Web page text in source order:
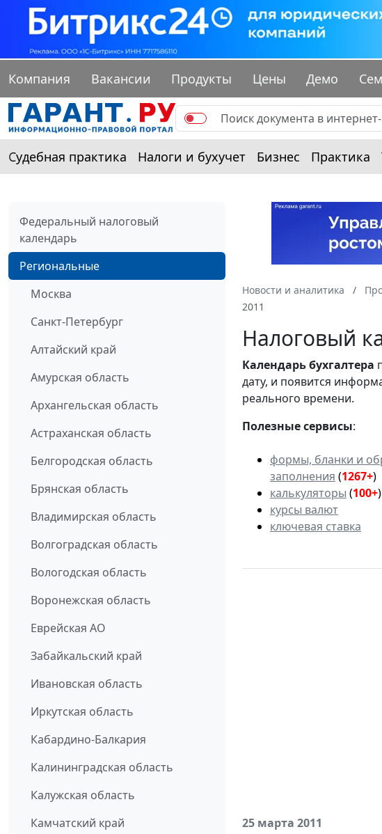
Компания Вакансии Продукты Цены Демо
Судебная практика Налоги и бухучет Бизнес Практика
Федеральный налоговый
календарь
Региональные
Москва
Санкт-Петербург
Алтайский край
Амурская область
Архангельская область
Астраханская область
Белгородская область
Брянская область
Владимирская область
Волгоградская область
Вологодская область
Воронежская область
Еврейская АО
Забайкальский край
Ивановская область
Иркутская область
Кабардино-Балкария
Калининградская область
Калужская область
Камчатский край
Новости и аналитика
2011
Налоговый
Календарьбухгалтера
дату, и появится
реального времени.
Полезные сервисы:
формы, бланки и
заполнения (1267+)
калькуляторы (100+)
курсы валют
ключевая ставка
25 марта 2011